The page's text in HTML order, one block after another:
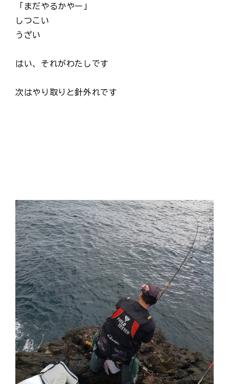
「まだやるかやー」
しつこい
うざい
はい、それがわたしです
次はやり取りと針外れです